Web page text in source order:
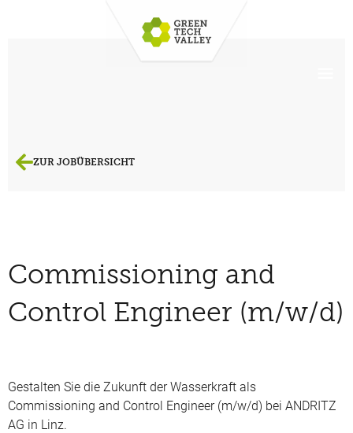
ZUR JOBÜBERSICHT
Commissioning and
Control Engineer (m/w/d)
Gestalten Sie die Zukunft der Wasserkraft als
Commissioning and Control Engineer (m/w/d) bei ANDRITZ
AG in Linz.